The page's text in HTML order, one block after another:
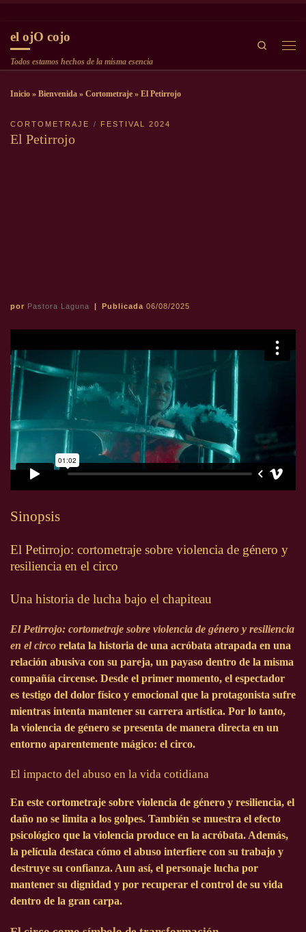
el ojO cojo
Todos estamos hechos de la misma esencia
Search
Inicio » Bienvenida » Cortometraje » El Petirrojo
CORTOMETRAJE FESTIVAL 2024
El Petirrojo
por Pastora Laguna | Publicada 06/08/2025
Sinopsis
El Petirrojo: cortometraje sobre violencia de género y
resiliencia en el circo
Una historia de lucha bajo el chapiteau
El Petirrojo: cortometraje sobre violencia de género y resiliencia
en el circo relata la historia de una acróbata atrapada en una
relación abusiva con su pareja, un payaso dentro de la misma
compañía circense. Desde el primer momento, el espectador
es testigo del dolor físico y emocional que la protagonista sufre
mientras intenta mantener su carrera artística. Por lo tanto,
la violencia de género se presenta de manera directa en un
entorno aparentemente mágico: el circo.
El impacto del abuso en la vida cotidiana
En este cortometraje sobre violencia de género y resiliencia, el
daño no se limita a los golpes. También se muestra el efecto
psicológico que la violencia produce en la acróbata. Además,
la película destaca cómo el abuso interfiere con su trabajo y
destruye su confianza. Aun así, el personaje lucha por
mantener su dignidad y por recuperar el control de su vida
dentro de la gran carpa.